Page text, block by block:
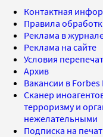
Контактная
Правила
Реклама в
Реклама на сайте
Условия
Архив
Вакансии в Forbes
Сканер
терроризму и
нежелательными
Подписка на